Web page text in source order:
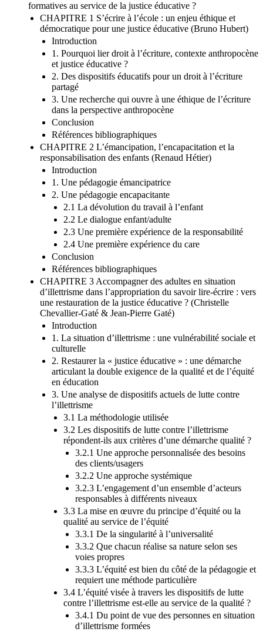
formatives au service de la justice éducative ?
CHAPITRE 1 S’écrire à l’école : un enjeu éthique et
démocratique pour une justice éducative (Bruno Hubert)
Introduction
1. Pourquoi lier droit à l’écriture, contexte anthropocène
et justice éducative ?
2. Des dispositifs éducatifs pour un droit à l’écriture
partagé
3. Une recherche qui ouvre à une éthique de l’écriture
dans la perspective anthropocène
Conclusion
Références bibliographiques
CHAPITRE 2 L’émancipation, l’encapacitation et la
responsabilisation des enfants (Renaud Hétier)
Introduction
1. Une pédagogie émancipatrice
2. Une pédagogie encapacitante
2.1 La dévolution du travail à l’enfant
2.2 Le dialogue enfant/adulte
2.3 Une première expérience de la responsabilité
2.4 Une première expérience du care
Conclusion
Références bibliographiques
CHAPITRE 3 Accompagner des adultes en situation
d’illettrisme dans l’appropriation du savoir lire-écrire : vers
une restauration de la justice éducative ? (Christelle
Chevallier-Gaté & Jean-Pierre Gaté)
Introduction
1. La situation d’illettrisme : une vulnérabilité sociale et
culturelle
2. Restaurer la « justice éducative » : une démarche
articulant la double exigence de la qualité et de l’équité
en éducation
3. Une analyse de dispositifs actuels de lutte contre
l’illettrisme
3.1 La méthodologie utilisée
3.2 Les dispositifs de lutte contre l’illettrisme
répondent-ils aux critères d’une démarche qualité ?
3.2.1 Une approche personnalisée des besoins
des clients/usagers
3.2.2 Une approche systémique
3.2.3 L’engagement d’un ensemble d’acteurs
responsables à différents niveaux
3.3 La mise en œuvre du principe d’équité ou la
qualité au service de l’équité
3.3.1 De la singularité à l’universalité
3.3.2 Que chacun réalise sa nature selon ses
voies propres
3.3.3 L’équité est bien du côté de la pédagogie et
requiert une méthode particulière
3.4 L’équité visée à travers les dispositifs de lutte
contre l’illettrisme est-elle au service de la qualité ?
3.4.1 Du point de vue des personnes en situation
d’illettrisme formées